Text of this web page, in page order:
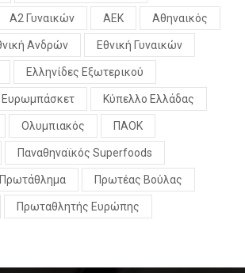
Α2 Γυναικών ΑΕΚ Αθηναικός
Ανδρών Εθνική Γυναικών
Ελληνίδες Εξωτερικού
Ευρωμπάσκετ Κύπελλο Ελλάδας
Ολυμπιακός ΠΑΟΚ
Παναθηναϊκός Superfoods
Πρωτάθλημα Πρωτέας Βούλας
Πρωταθλητής Ευρώπης